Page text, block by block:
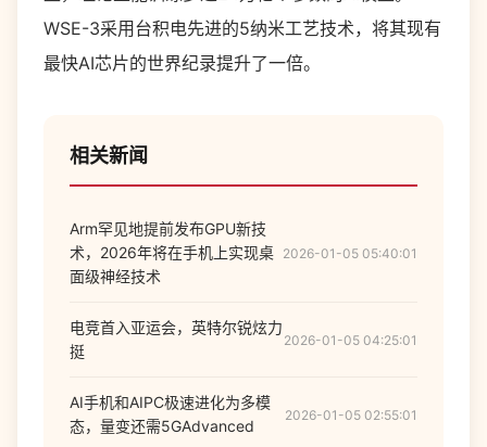
WSE-3采用台积电先进的5纳米工艺技术，将其现有
最快AI芯片的世界纪录提升了一倍。
相关新闻
Arm罕见地提前发布GPU新技
术，2026年将在手机上实现桌
面级神经技术
2026-01-05 05:40:01
电竞首入亚运会，英特尔锐炫力
挺
2026-01-05 04:25:01
AI手机和AIPC极速进化为多模
态，量变还需5GAdvanced
2026-01-05 02:55:01